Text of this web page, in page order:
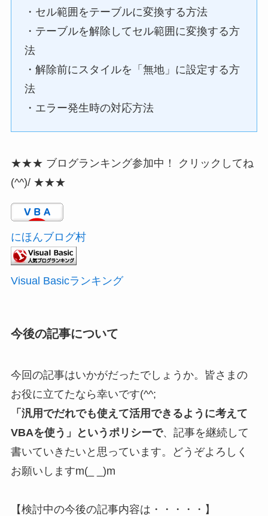
・セル範囲をテーブルに変換する方法
・テーブルを解除してセル範囲に変換する方
法
・解除前にスタイルを「無地」に設定する方
法
・エラー発生時の対応方法
★★★ ブログランキング参加中！ クリックしてね
(^^)/ ★★★
にほんブログ村
Visual Basicランキング
今後の記事について
今回の記事はいかがだったでしょうか。皆さまの
お役に立てたなら幸いです(^^;
「汎用でだれでも使えて活用できるように考えて
VBAを使う」というポリシーで、記事を継続して
書いていきたいと思っています。どうぞよろしく
お願いしますm(_ _)m
【検討中の今後の記事内容は・・・・・】